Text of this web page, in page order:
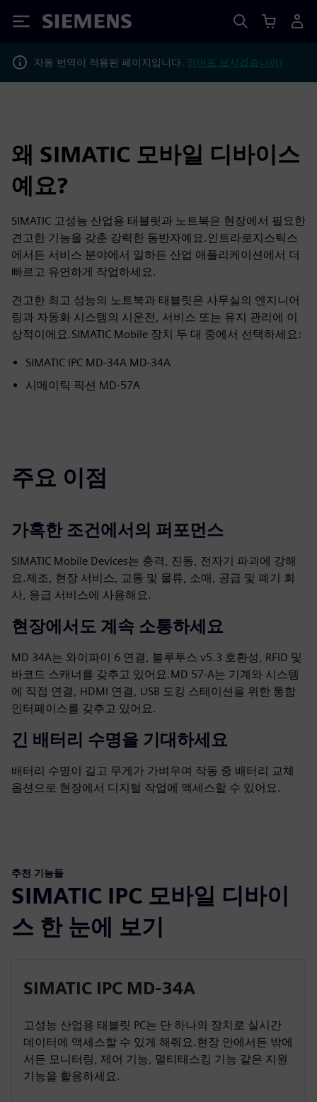
Siemens
자동 번역이 적용된 페이지입니다. 영어로 보시겠습니까?
왜 SIMATIC 모바일 디바이스
예요?
SIMATIC 고성능 산업용 태블릿과 노트북은 현장에서 필요한
견고한 기능을 갖춘 강력한 동반자예요.인트라로지스틱스
에서든 서비스 분야에서 일하든 산업 애플리케이션에서 더
빠르고 유연하게 작업하세요.
견고한 최고 성능의 노트북과 태블릿은 사무실의 엔지니어
링과 자동화 시스템의 시운전, 서비스 또는 유지 관리에 이
상적이에요.SIMATIC Mobile 장치 두 대 중에서 선택하세요:
SIMATIC IPC MD-34A MD-34A
시메이틱 픽션 MD-57A
주요 이점
가혹한 조건에서의 퍼포먼스
SIMATIC Mobile Devices는 충격, 진동, 전자기 파괴에 강해
요.제조, 현장 서비스, 교통 및 물류, 소매, 공급 및 폐기 회
사, 응급 서비스에 사용해요.
현장에서도 계속 소통하세요
MD 34A는 와이파이 6 연결, 블루투스 v5.3 호환성, RFID 및
바코드 스캐너를 갖추고 있어요.MD 57-A는 기계와 시스템
에 직접 연결, HDMI 연결, USB 도킹 스테이션을 위한 통합
인터페이스를 갖추고 있어요.
긴 배터리 수명을 기대하세요
배터리 수명이 길고 무게가 가벼우며 작동 중 배터리 교체
옵션으로 현장에서 디지털 작업에 액세스할 수 있어요.
추천 기능들
SIMATIC IPC 모바일 디바이
스 한 눈에 보기
SIMATIC IPC MD-34A
고성능 산업용 태블릿 PC는 단 하나의 장치로 실시간
데이터에 액세스할 수 있게 해줘요.현장 안에서든 밖에
서든 모니터링, 제어 기능, 멀티태스킹 기능 같은 지원
기능을 활용하세요.